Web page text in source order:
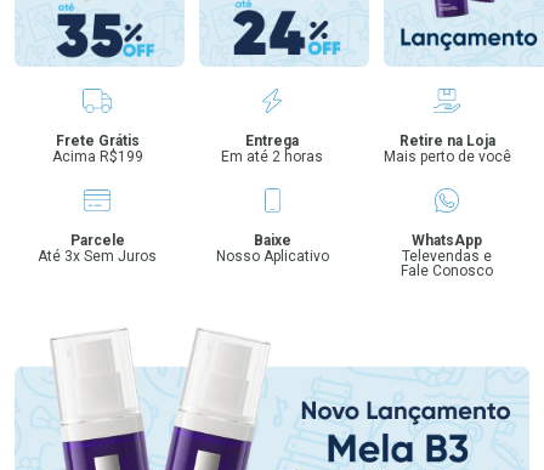
Benefícios
Frete Grátis
Acima R$199
Entrega
Em até 2 horas
Retire na Loja
Mais perto de você
Parcele
Até 3x Sem Juros
Baixe
Nosso Aplicativo
WhatsApp
Televendas e
Fale Conosco